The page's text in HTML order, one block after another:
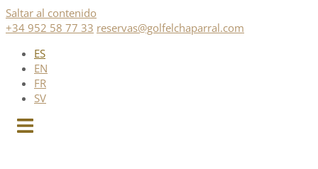
Saltar al contenido
+34 952 58 77 33 reservas@golfelchaparral.com
ES
EN
FR
SV